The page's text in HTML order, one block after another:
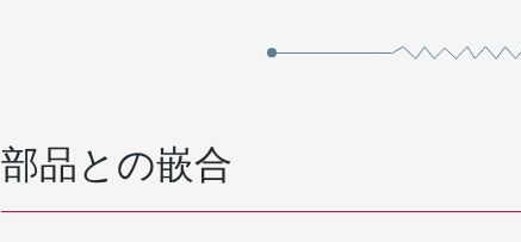
部品との嵌合